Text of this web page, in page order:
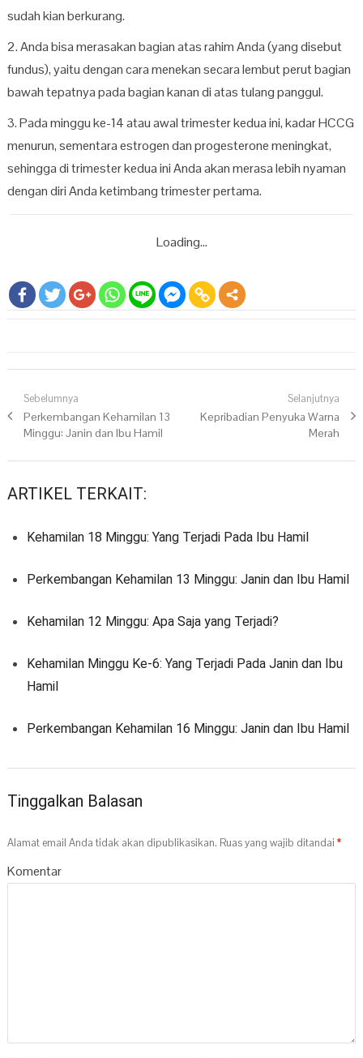
sudah kian berkurang.
2. Anda bisa merasakan bagian atas rahim Anda (yang disebut
fundus), yaitu dengan cara menekan secara lembut perut bagian
bawah tepatnya pada bagian kanan di atas tulang panggul.
3. Pada minggu ke-14 atau awal trimester kedua ini, kadar HCCG
menurun, sementara estrogen dan progesterone meningkat,
sehingga di trimester kedua ini Anda akan merasa lebih nyaman
dengan diri Anda ketimbang trimester pertama.
Loading...
Navigasi pos
Sebelumnya
Previous post:
Perkembangan Kehamilan 13
Minggu: Janin dan Ibu Hamil
Selanjutnya
Next post:
Kepribadian Penyuka Warna
Merah
ARTIKEL TERKAIT:
Kehamilan 18 Minggu: Yang Terjadi Pada Ibu Hamil
Perkembangan Kehamilan 13 Minggu: Janin dan Ibu Hamil
Kehamilan 12 Minggu: Apa Saja yang Terjadi?
Kehamilan Minggu Ke-6: Yang Terjadi Pada Janin dan Ibu
Hamil
Perkembangan Kehamilan 16 Minggu: Janin dan Ibu Hamil
Tinggalkan Balasan
Alamat email Anda tidak akan dipublikasikan. Ruas yang wajib ditandai*
Komentar